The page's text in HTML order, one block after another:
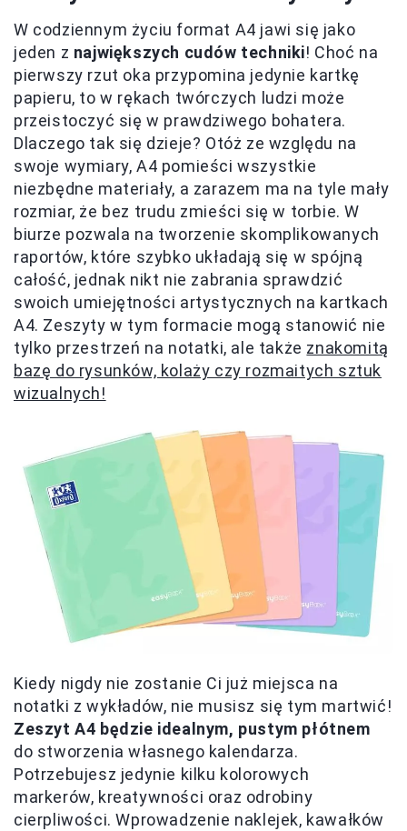
W codziennym życiu format A4 jawi się jako
jeden z największych cudów techniki! Choć na
pierwszy rzut oka przypomina jedynie kartkę
papieru, to w rękach twórczych ludzi może
przeistoczyć się w prawdziwego bohatera.
Dlaczego tak się dzieje? Otóż ze względu na
swoje wymiary, A4 pomieści wszystkie
niezbędne materiały, a zarazem ma na tyle mały
rozmiar, że bez trudu zmieści się w torbie. W
biurze pozwala na tworzenie skomplikowanych
raportów, które szybko układają się w spójną
całość, jednak nikt nie zabrania sprawdzić
swoich umiejętności artystycznych na kartkach
A4. Zeszyty w tym formacie mogą stanowić nie
tylko przestrzeń na notatki, ale także znakomitą
bazę do rysunków, kolaży czy rozmaitych sztuk
wizualnych!
Kiedy nigdy nie zostanie Ci już miejsca na
notatki z wykładów, nie musisz się tym martwić!
Zeszyt A4 będzie idealnym, pustym płótnem
do stworzenia własnego kalendarza.
Potrzebujesz jedynie kilku kolorowych
markerów, kreatywności oraz odrobiny
cierpliwości. Wprowadzenie naklejek, kawałków